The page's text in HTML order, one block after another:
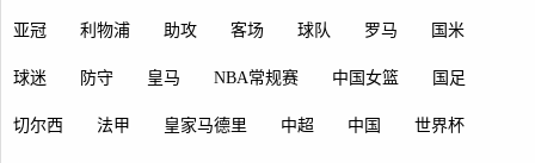
亚冠 利物浦 助攻 客场 球队 罗马 国米
球迷 防守 皇马 NBA常规赛 中国女篮 国足
切尔西 法甲 皇家马德里 中超 中国 世界杯